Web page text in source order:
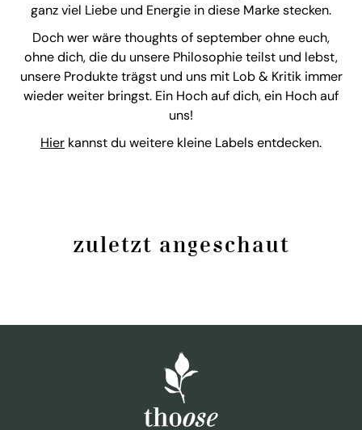
ganz viel Liebe und Energie in diese Marke stecken.
Doch wer wäre thoughts of september ohne euch,
ohne dich, die du unsere Philosophie teilst und lebst,
unsere Produkte trägst und uns mit Lob & Kritik immer
wieder weiter bringst. Ein Hoch auf dich, ein Hoch auf
uns!
Hier kannst du weitere kleine Labels entdecken.
zuletzt angeschaut